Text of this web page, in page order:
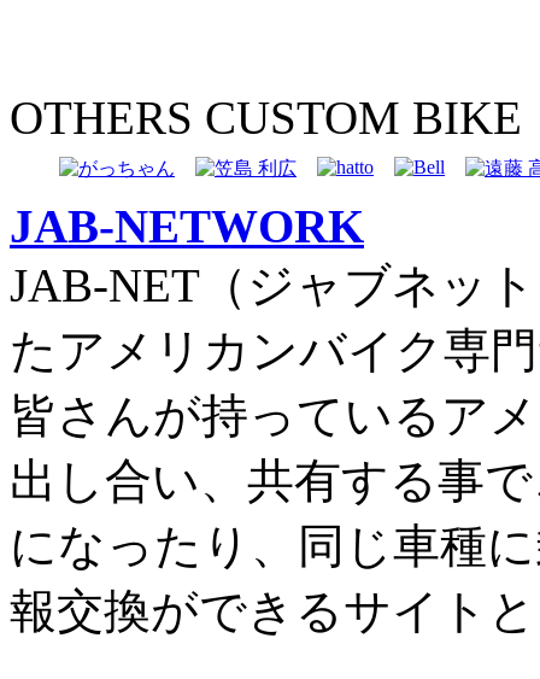
OTHERS CUSTOM BIKE
JAB-NETWORK
JAB-NET（ジャブネッ
たアメリカンバイク専
皆さんが持っているア
出し合い、共有する事
になったり、同じ車種
報交換ができるサイト